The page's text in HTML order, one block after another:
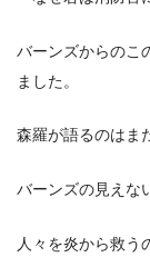
バーンズからのこ
ました。
森羅が語るのはま
バーンズの見えな
人々を炎から救う